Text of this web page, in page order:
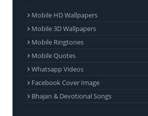
Mobile HD Wallpapers
Mobile 3D Wallpapers
Mobile Ringtones
Mobile Quotes
Whatsapp Videos
Facebook Cover Image
Bhajan & Devotional Songs